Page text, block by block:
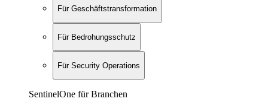
Für Geschäftstransformation
Für Bedrohungsschutz
Für Security Operations
SentinelOne für Branchen